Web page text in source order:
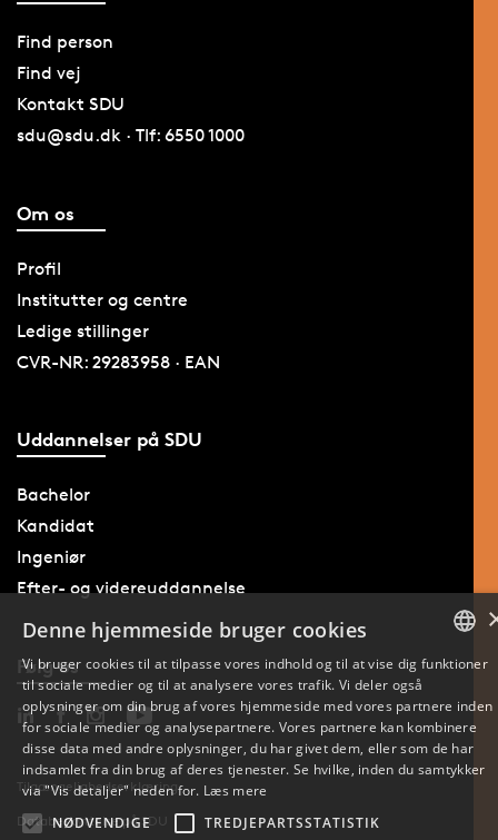
Find person
Find vej
Kontakt SDU
sdu@sdu.dk · Tlf: 6550 1000
Om os
Profil
Institutter og centre
Ledige stillinger
CVR-NR: 29283958 · EAN
Uddannelser på SDU
Bachelor
Kandidat
Ingeniør
Efter- og videreuddannelse
Følg os
Tilgængelighedserklæring
Databeskyttelse på SDU
ENGLISH
Denne hjemmeside bruger cookies
Vi bruger cookies til at tilpasse vores indhold og til at vise dig funktioner
til sociale medier og til at analysere vores trafik. Vi deler også
oplysninger om din brug af vores hjemmeside med vores partnere inden
for sociale medier og analysepartnere. Vores partnere kan kombinere
disse data med andre oplysninger, du har givet dem, eller som de har
indsamlet fra din brug af deres tjenester. Se hvilke, inden du samtykker
via "Vis detaljer" neden for. Læs mere
NØDVENDIGE
TREDJEPARTSSTATISTIK